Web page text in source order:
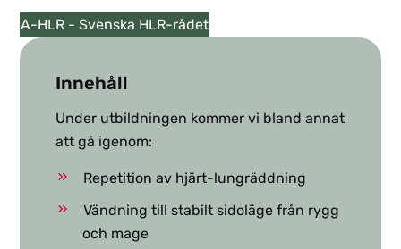
A-HLR - Svenska HLR-rådet
Innehåll
Under utbildningen kommer vi bland annat
att gå igenom:
Repetition av hjärt-lungräddning
Vändning till stabilt sidoläge från rygg
och mage